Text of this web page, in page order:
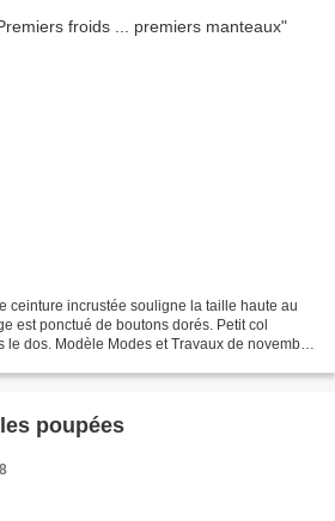
ceinture incrustée souligne la taille haute au
est ponctué de boutons dorés. Petit col
le dos. Modèle Modes et Travaux de novembre
poupées